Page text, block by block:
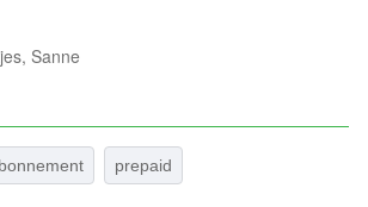
Sanne
prepaid